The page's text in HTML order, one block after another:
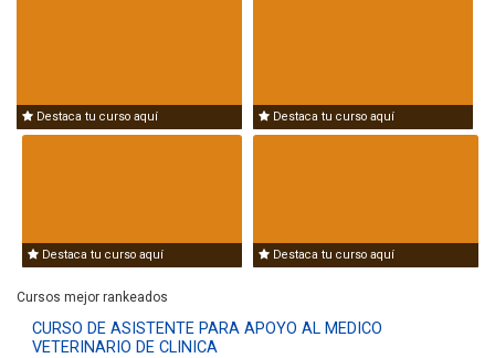
Destaca tu curso aquí Destaca tu curso aquí
Destaca tu curso aquí Destaca tu curso aquí
Cursos mejor rankeados
CURSO DE ASISTENTE PARA APOYO AL MEDICO
VETERINARIO DE CLINICA